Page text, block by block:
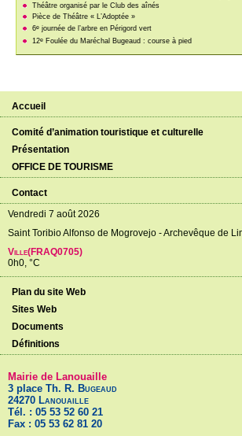
Théâtre organisé par le Club des aînés
Pièce de Théâtre « L’Adoptée »
6e journée de l’arbre en Périgord vert
12e Foulée du Maréchal Bugeaud : course à pied
Accueil
Comité d’animation touristique et culturelle
Présentation
OFFICE DE TOURISME
Contact
Vendredi 7 août 2026
Saint Toribio Alfonso de Mogrovejo - Archevêque de
Ville(FRAQ0705)
0h0, °C
Plan du site Web
Sites Web
Documents
Définitions
Mairie de Lanouaille
3 place Th. R. Bugeaud
24270 Lanouaille
Tél. : 05 53 52 60 21
Fax : 05 53 62 81 20